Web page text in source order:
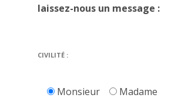
laissez-nous un message :
CIVILITÉ :
Monsieur Madame